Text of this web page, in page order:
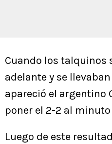
Cuando los talquinos
adelante y se
apareció el argentino
poner el 2-2 al minuto
Luego de este